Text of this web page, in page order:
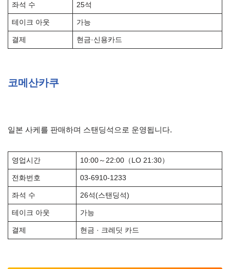
좌석 수 25석
테이크 아웃 가능
결제 현금·신용카드
코메산카쿠
일본 사케를 판매하며 스탠딩석으로 운영됩니다.
영업시간 10:00～22:00（LO 21:30）
전화번호 03-6910-1233
좌석 수 26석(스탠딩석)
테이크 아웃 가능
결제 현금 · 크레딧 카드